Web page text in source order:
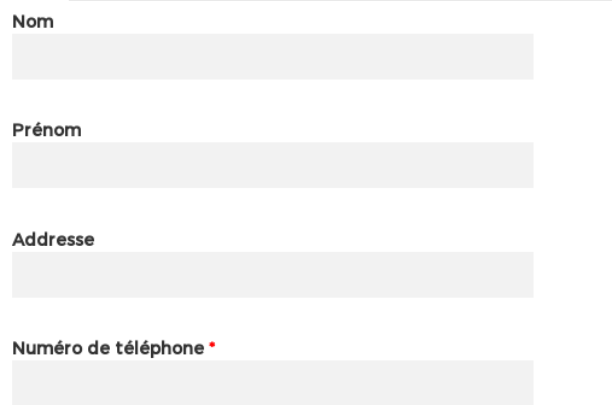
Nom
Prénom
Addresse
Numéro de téléphone *